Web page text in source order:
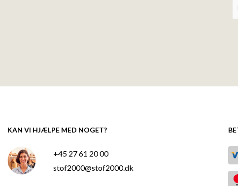
KAN VI HJÆLPE MED NOGET?
+45 27 61 20 00
stof2000@stof2000.dk